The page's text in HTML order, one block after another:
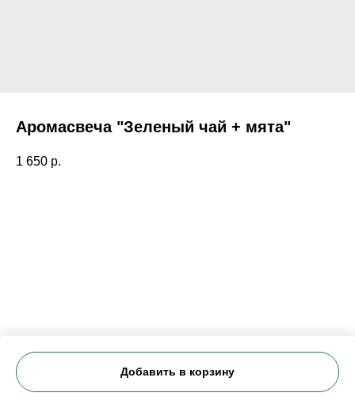
Аромасвеча "Зеленый чай + мята"
1 650 р.
Добавить в корзину